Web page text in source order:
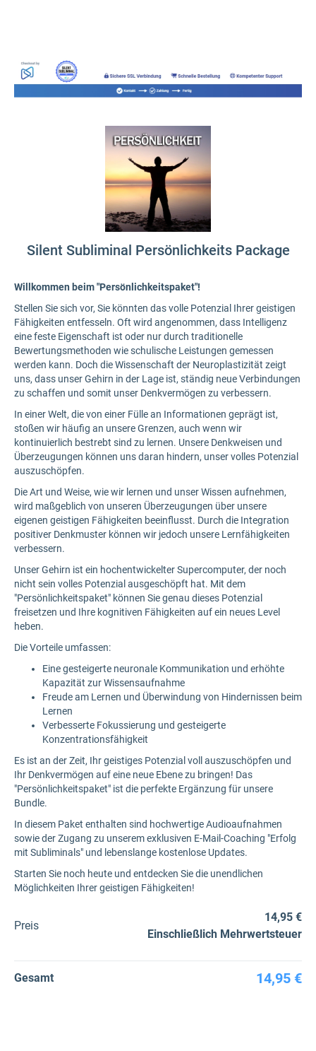
Silent Subliminal Persönlichkeits Package
Willkommen beim "Persönlichkeitspaket"!
Stellen Sie sich vor, Sie könnten das volle Potenzial Ihrer geistigen
Fähigkeiten entfesseln. Oft wird angenommen, dass Intelligenz
eine feste Eigenschaft ist oder nur durch traditionelle
Bewertungsmethoden wie schulische Leistungen gemessen
werden kann. Doch die Wissenschaft der Neuroplastizität zeigt
uns, dass unser Gehirn in der Lage ist, ständig neue Verbindungen
zu schaffen und somit unser Denkvermögen zu verbessern.
In einer Welt, die von einer Fülle an Informationen geprägt ist,
stoßen wir häufig an unsere Grenzen, auch wenn wir
kontinuierlich bestrebt sind zu lernen. Unsere Denkweisen und
Überzeugungen können uns daran hindern, unser volles Potenzial
auszuschöpfen.
Die Art und Weise, wie wir lernen und unser Wissen aufnehmen,
wird maßgeblich von unseren Überzeugungen über unsere
eigenen geistigen Fähigkeiten beeinflusst. Durch die Integration
positiver Denkmuster können wir jedoch unsere Lernfähigkeiten
verbessern.
Unser Gehirn ist ein hochentwickelter Supercomputer, der noch
nicht sein volles Potenzial ausgeschöpft hat. Mit dem
"Persönlichkeitspaket" können Sie genau dieses Potenzial
freisetzen und Ihre kognitiven Fähigkeiten auf ein neues Level
heben.
Die Vorteile umfassen:
Eine gesteigerte neuronale Kommunikation und erhöhte
Kapazität zur Wissensaufnahme
Freude am Lernen und Überwindung von Hindernissen beim
Lernen
Verbesserte Fokussierung und gesteigerte
Konzentrationsfähigkeit
Es ist an der Zeit, Ihr geistiges Potenzial voll auszuschöpfen und
Ihr Denkvermögen auf eine neue Ebene zu bringen! Das
"Persönlichkeitspaket" ist die perfekte Ergänzung für unsere
Bundle.
In diesem Paket enthalten sind hochwertige Audioaufnahmen
sowie der Zugang zu unserem exklusiven E-Mail-Coaching "Erfolg
mit Subliminals" und lebenslange kostenlose Updates.
Starten Sie noch heute und entdecken Sie die unendlichen
Möglichkeiten Ihrer geistigen Fähigkeiten!
Preis
14,95 €
Einschließlich Mehrwertsteuer
Gesamt 14,95 €